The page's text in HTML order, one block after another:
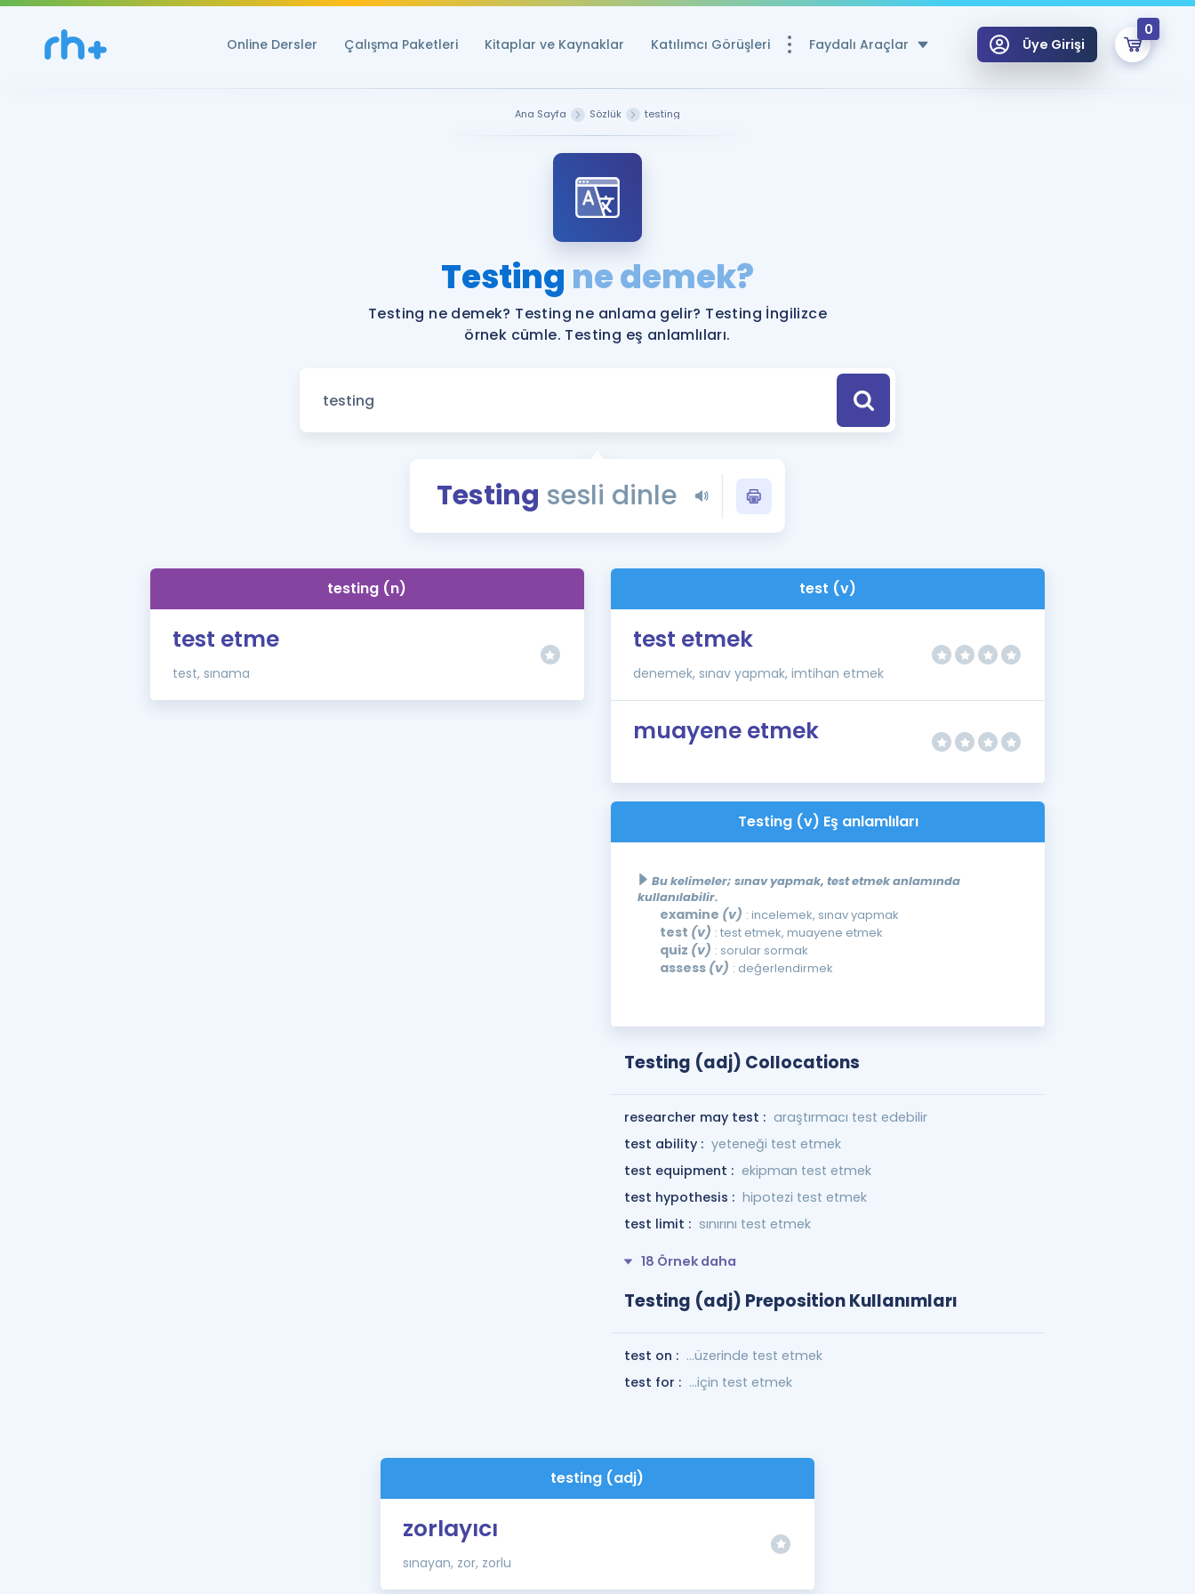
Online Dersler Çalışma Paketleri Kitaplar ve Kaynaklar Katılımcı Görüşleri Faydalı Araçlar
YDS ve YÖKDİL Puan Hesaplama Aracı
Rehberlik Aracı
YDS ve YÖKDİL'e Hazırlananlar için Öneriler
Tüm ÖSYM Sınavları Tek Takvimde
YDS - YÖKDİL Tüm Sınavlarla İlgili Haberler
İngilizce Gramer
Üye Girişi
0
Ana Sayfa Sözlük testing
Testing ne demek?
Testing ne demek? Testing ne anlama gelir? Testing İngilizce
örnek cümle. Testing eş anlamlıları.
Testing sesli dinle
testing (n)
test etme
test, sınama
test (v)
test etmek
denemek, sınav yapmak, imtihan etmek
muayene etmek
Testing (v) Eş anlamlıları
Bu kelimeler; sınav yapmak, test etmek anlamında
kullanılabilir.
examine (v) : incelemek, sınav yapmak
test (v) : test etmek, muayene etmek
quiz (v) : sorular sormak
assess (v) : değerlendirmek
Testing (adj) Collocations
researcher may test : araştırmacı test edebilir
test ability : yeteneği test etmek
test equipment : ekipman test etmek
test hypothesis : hipotezi test etmek
test limit : sınırını test etmek
18 Örnek daha
Testing (adj) Preposition Kullanımları
test on : ...üzerinde test etmek
test for : ...için test etmek
testing (adj)
zorlayıcı
sınayan, zor, zorlu